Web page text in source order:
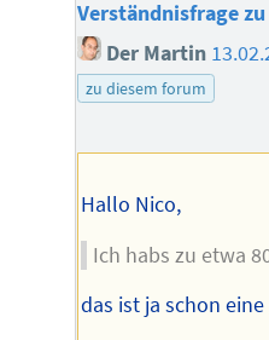
Verständnisfrage
Der Martin
zu diesem forum
Hallo Nico,
Ich habs zu etwa
das ist ja schon